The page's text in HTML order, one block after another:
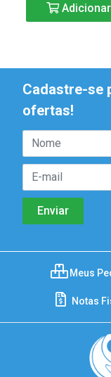
Adicionar
Cadastre-se
ofertas!
Meus
Notas